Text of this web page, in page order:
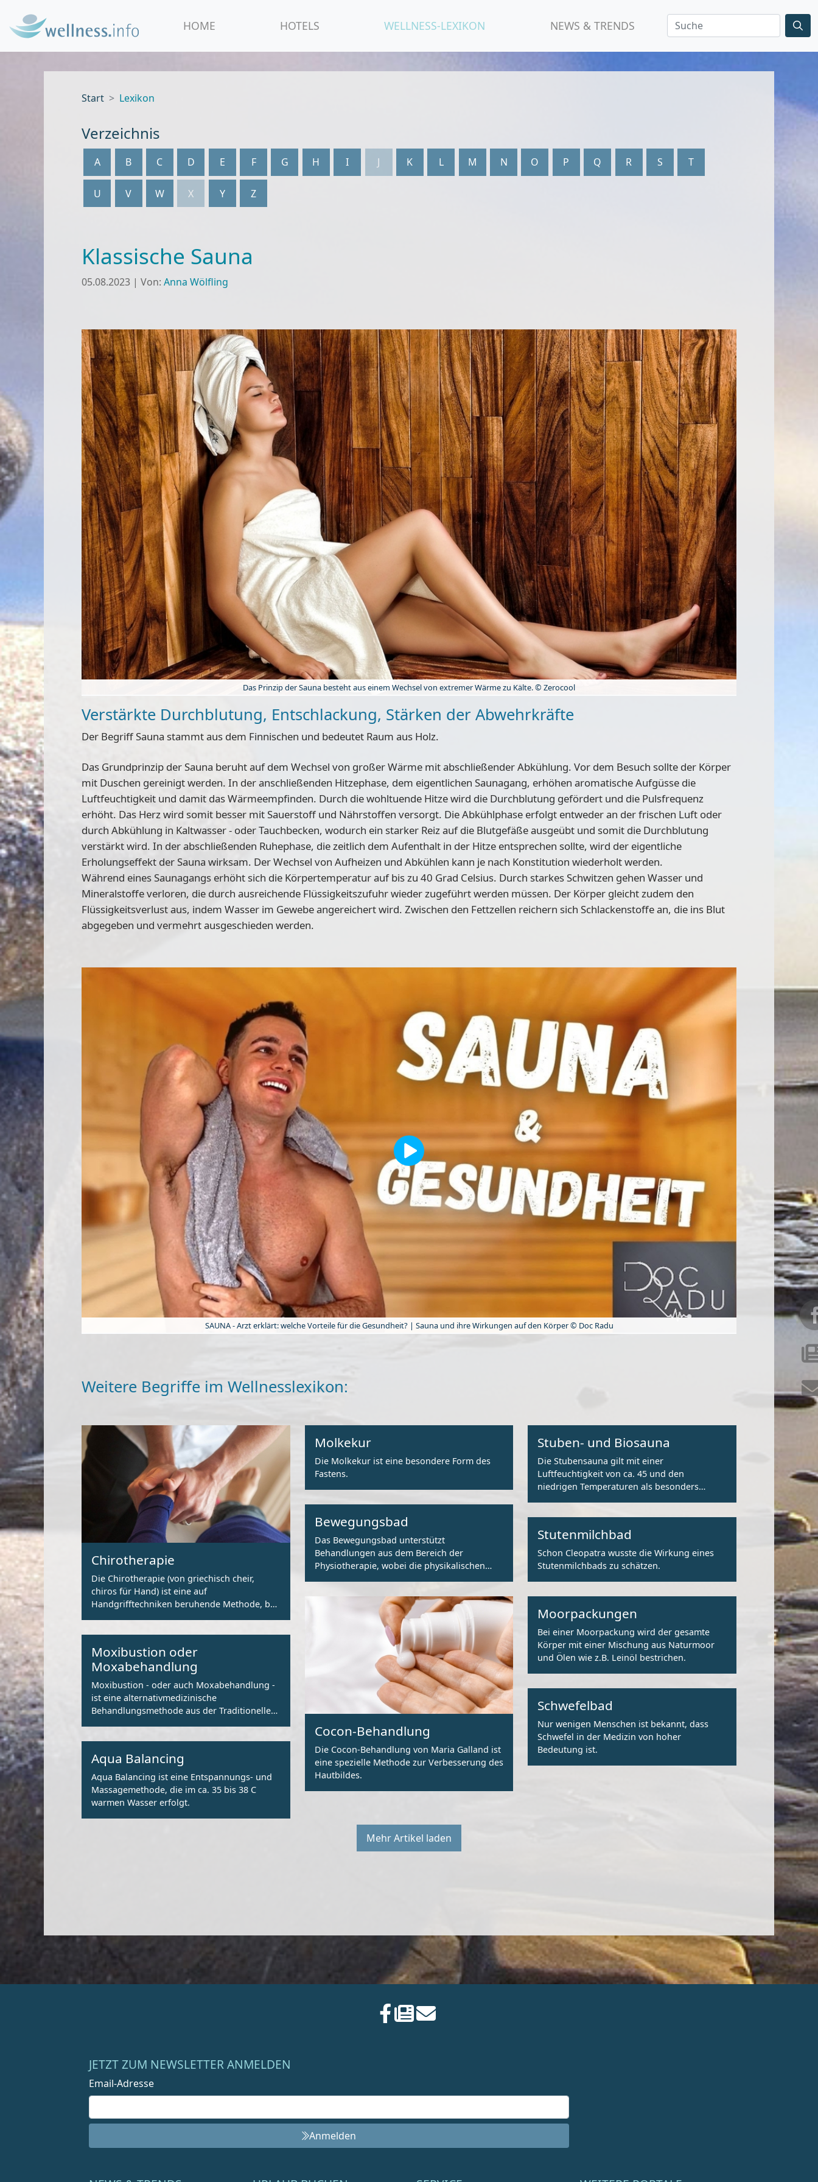
HOME HOTELS WELLNESS-LEXIKON NEWS & TRENDS
Start Lexikon
Verzeichnis
A B C D E F G H I J K L M N O P Q R S T
U V W X Y Z
Klassische Sauna
05.08.2023 | Von: Anna Wölfling
Das Prinzip der Sauna besteht aus einem Wechsel von extremer Wärme zu Kälte. © Zerocool
Verstärkte Durchblutung, Entschlackung, Stärken der Abwehrkräfte
Der Begriff Sauna stammt aus dem Finnischen und bedeutet Raum aus Holz.
Das Grundprinzip der Sauna beruht auf dem Wechsel von großer Wärme mit abschließender Abkühlung. Vor dem Besuch sollte der Körper
mit Duschen gereinigt werden. In der anschließenden Hitzephase, dem eigentlichen Saunagang, erhöhen aromatische Aufgüsse die
Luftfeuchtigkeit und damit das Wärmeempfinden. Durch die wohltuende Hitze wird die Durchblutung gefördert und die Pulsfrequenz
erhöht. Das Herz wird somit besser mit Sauerstoff und Nährstoffen versorgt. Die Abkühlphase erfolgt entweder an der frischen Luft oder
durch Abkühlung in Kaltwasser - oder Tauchbecken, wodurch ein starker Reiz auf die Blutgefäße ausgeübt und somit die Durchblutung
verstärkt wird. In der abschließenden Ruhephase, die zeitlich dem Aufenthalt in der Hitze entsprechen sollte, wird der eigentliche
Erholungseffekt der Sauna wirksam. Der Wechsel von Aufheizen und Abkühlen kann je nach Konstitution wiederholt werden.
Während eines Saunagangs erhöht sich die Körpertemperatur auf bis zu 40 Grad Celsius. Durch starkes Schwitzen gehen Wasser und
Mineralstoffe verloren, die durch ausreichende Flüssigkeitszufuhr wieder zugeführt werden müssen. Der Körper gleicht zudem den
Flüssigkeitsverlust aus, indem Wasser im Gewebe angereichert wird. Zwischen den Fettzellen reichern sich Schlackenstoffe an, die ins Blut
abgegeben und vermehrt ausgeschieden werden.
SAUNA - Arzt erklärt: welche Vorteile für die Gesundheit? | Sauna und ihre Wirkungen auf den Körper © Doc Radu
Weitere Begriffe im Wellnesslexikon:
Chirotherapie
Die Chirotherapie (von griechisch cheir,
chiros für Hand) ist eine auf
Handgrifftechniken beruhende Methode, bei
Molkekur
Die Molkekur ist eine besondere Form des
Fastens.
Stuben- und Biosauna
Die Stubensauna gilt mit einer
Luftfeuchtigkeit von ca. 45 und den
niedrigen Temperaturen als besonders
Bewegungsbad
Das Bewegungsbad unterstützt
Behandlungen aus dem Bereich der
Physiotherapie, wobei die physikalischen
Stutenmilchbad
Schon Cleopatra wusste die Wirkung eines
Stutenmilchbads zu schätzen.
Cocon-Behandlung
Die Cocon-Behandlung von Maria Galland ist
eine spezielle Methode zur Verbesserung des
Hautbildes.
Moorpackungen
Bei einer Moorpackung wird der gesamte
Körper mit einer Mischung aus Naturmoor
und Ölen wie z.B. Leinöl bestrichen.
Moxibustion oder
Moxabehandlung
Moxibustion - oder auch Moxabehandlung -
ist eine alternativmedizinische
Behandlungsmethode aus der Traditionellen
Schwefelbad
Nur wenigen Menschen ist bekannt, dass
Schwefel in der Medizin von hoher
Bedeutung ist.
Aqua Balancing
Aqua Balancing ist eine Entspannungs- und
Massagemethode, die im ca. 35 bis 38 C
warmen Wasser erfolgt.
Mehr Artikel laden
JETZT ZUM NEWSLETTER ANMELDEN
Email-Adresse
Anmelden